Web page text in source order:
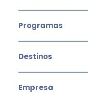
Programas
Destinos
Empresa